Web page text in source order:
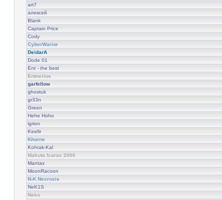
art7
алексей
Blank
Captain Price
Cody
CyberWarior
DeidarA
Dode 01
Ent - the best
Entnerius
garfellow
ghostuk
gr33n
Green
Hehe Hoho
igrion
Keefir
Khorne
Kohrak-Kal
Makuta Icarax 2000
Mantax
MoonRacoon
N-K Necrosis
NeK1S
Neko